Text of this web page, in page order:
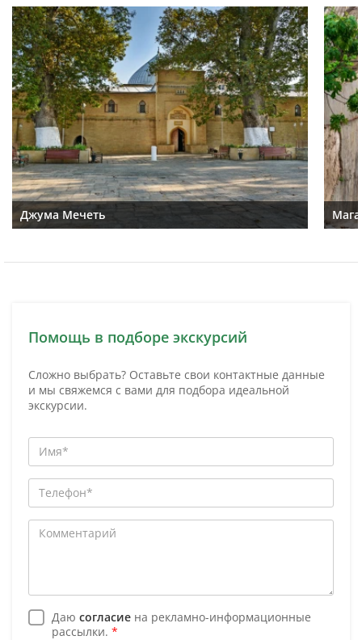
Джума Мечеть
Помощь в подборе экскурсий
Сложно выбрать? Оставьте свои контактные данные
и мы свяжемся с вами для подбора идеальной
экскурсии.
Даю согласие на рекламно-информационные
рассылки. *